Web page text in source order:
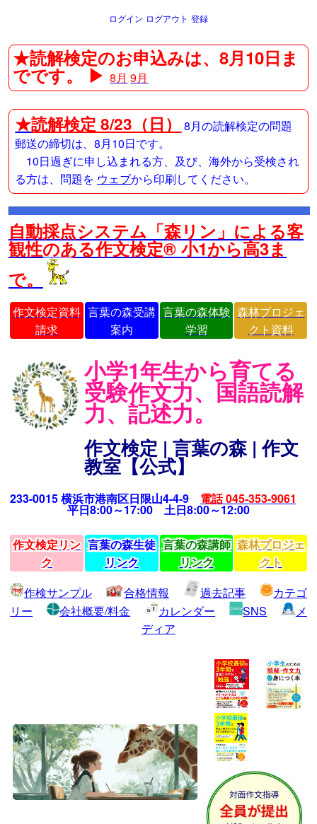
ログイン ログアウト 登録
★読解検定のお申込みは、8月10日ま
でです。 ▶8月 9月
★読解検定 8/23（日）
8月の読解検定の問題
郵送の締切は、8月10日です。
10日過ぎに申し込まれる方、及び、海外から受検され
る方は、問題を ウェブから印刷してください。
自動採点システム「森リン」による客
観性のある作文検定® 小1から高3ま
で。
作文検定資料
請求
言葉の森受講
案内
言葉の森体験
学習
森林プロジェ
クト資料
小学1年生から育てる
受験作文力、国語読解
力、記述力。
作文検定 | 言葉の森 | 作文
教室【公式】
233-0015 横浜市港南区日限山4-4-9 電話 045-353-9061
平日8:00～17:00 土日8:00～12:00
作文検定リン
ク
言葉の森生徒
リンク
言葉の森講師
リンク
森林プロジェ
クト
作検サンプル
合格情報 過去記事
カテゴ
リー
会社概要/料金 カレンダー SNS
メ
ディア